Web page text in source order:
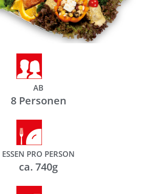
AB
8 Personen
ESSEN PRO PERSON
ca. 740g